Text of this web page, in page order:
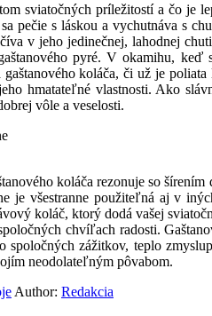
sviatočných príležitostí a čo je
pečie s láskou a vychutnáva s
v jeho jedinečnej, lahodnej
pyré. V okamihu,
koláča, či už je
hmatateľné vlastnosti. Ako
vôle a veselosti.
koláča rezonuje so
je všestranne použiteľná aj v
koláč, ktorý dodá vašej
chvíľach radosti.
spoločných zážitkov, teplo
neodolateľným pôvabom.
Author: Redakcia